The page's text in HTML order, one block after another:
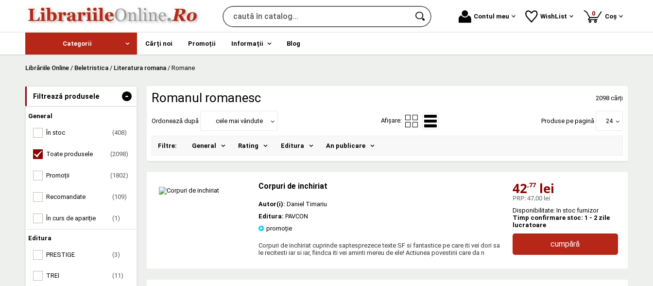
Contul meu WishList 0produse
Coș
Categorii Cărți noi Promoții Informații Blog
Librăriile Online / Beletristica / Literatura romana / Romane
Filtrează produsele -
General
În stoc (408)
Toate produsele (2098)
Promoții (1802)
Recomandate (109)
În curs de apariție (1)
Editura
PRESTIGE (3)
TREI (11)
Romanul romanesc 2098 cărți
Ordonează după cele mai vândute Afișare: Produse pe pagină 24
Filtre: General Rating Editura An publicare
Corpuri de inchiriat
Autor(i): Daniel Timariu
Editura: PAVCON
promoție
Corpuri de inchiriat cuprinde saptesprezece texte SF si fantastice pe care iti vei dori sa
le recitesti iar si iar, fiindca iti vei aminti mereu de ele! Actiunea povestirii care da n
42,77lei
PRP:47,00 lei
Disponibilitate: In stoc furnizor
Timp confirmare stoc: 1 - 2 zile
lucratoare
cumpără